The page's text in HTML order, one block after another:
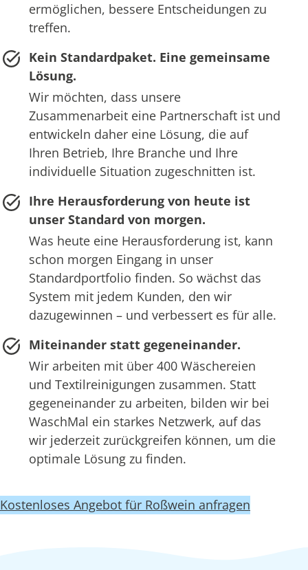
ermöglichen, bessere Entscheidungen zu
treffen.
Kein Standardpaket. Eine gemeinsame
Lösung.
Wir möchten, dass unsere
Zusammenarbeit eine Partnerschaft ist und
entwickeln daher eine Lösung, die auf
Ihren Betrieb, Ihre Branche und Ihre
individuelle Situation zugeschnitten ist.
Ihre Herausforderung von heute ist
unser Standard von morgen.
Was heute eine Herausforderung ist, kann
schon morgen Eingang in unser
Standardportfolio finden. So wächst das
System mit jedem Kunden, den wir
dazugewinnen – und verbessert es für alle.
Miteinander statt gegeneinander.
Wir arbeiten mit über 400 Wäschereien
und Textilreinigungen zusammen. Statt
gegeneinander zu arbeiten, bilden wir bei
WaschMal ein starkes Netzwerk, auf das
wir jederzeit zurückgreifen können, um die
optimale Lösung zu finden.
Kostenloses Angebot für Roßwein anfragen